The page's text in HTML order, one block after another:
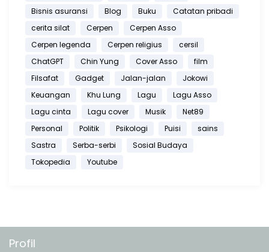
Bisnis asuransi
Blog Buku
Catatan pribadi
cerita silat
Cerpen
Cerpen Asso
Cerpen legenda
Cerpen religius
cersil
ChatGPT
Chin Yung Cover Asso
film
Filsafat
Gadget Jalan-jalan
Jokowi
Keuangan
Khu Lung Lagu
Lagu Asso
Lagu cinta
Lagu cover Musik
Net89
Personal
Politik Psikologi Puisi
sains
Sastra
Serba-serbi
Sosial Budaya
Tokopedia
Youtube
Profil